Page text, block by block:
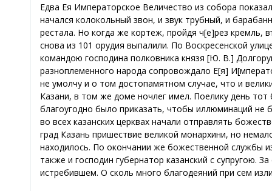
Едва Ея Императорское Величество из собора
начался колокольный звон, и звук трубный, и
рестала. Но когда же кортеж, пройдя ч[е]рез кремль,
снова из 101 орудия выпалили. По Воскресенской
командою господина полковника князя [Ю. В.]
разноплеменного народа сопровождало Е[я]
не умолчу и о том достопамятном случае, что и
Казани, в том же доме ночлег имел. Поелику день
благоугодно было приказать, чтобы иллюминаций не
во всех казанских церквах начали отправлять
град Казань пришествие великой монархини, но
находилось. По окончании же божественной службы
также и господин губернатор казанский с супругою.
истребившем. О сколь много благодеяний при сем